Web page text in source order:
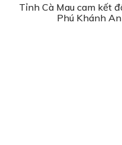
Tỉnh Cà Mau cam kết
Phú Khánh